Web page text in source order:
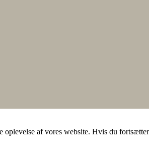
af vores website. Hvis du